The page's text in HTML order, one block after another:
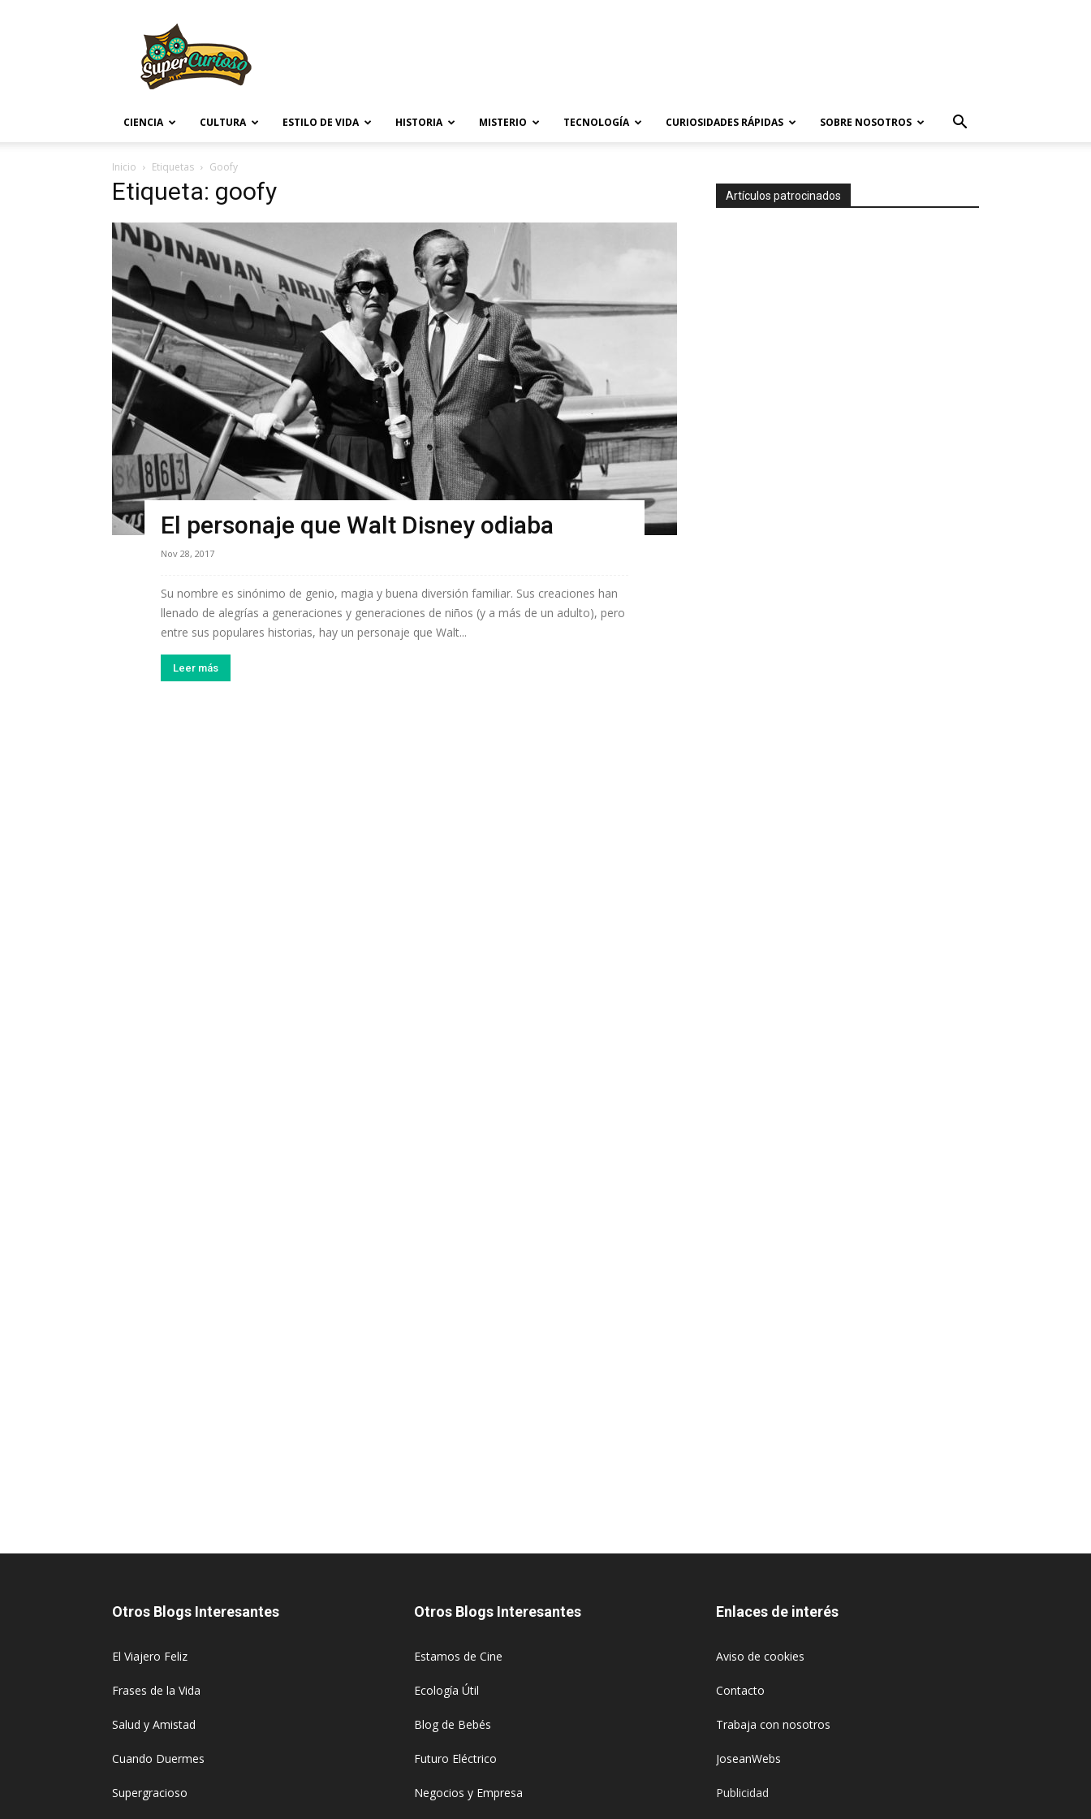
CIENCIA CULTURA ESTILO DE VIDA HISTORIA MISTERIO TECNOLOGÍA CURIOSIDADES RÁPIDAS SOBRE NOSOTROS
Inicio Etiquetas Goofy
Etiqueta: goofy
El personaje que Walt Disney odiaba
Nov 28, 2017
Su nombre es sinónimo de genio, magia y buena diversión familiar. Sus creaciones han
llenado de alegrías a generaciones y generaciones de niños (y a más de un adulto), pero
entre sus populares historias, hay un personaje que Walt...
Leer más
Artículos patrocinados
Otros Blogs Interesantes
El Viajero Feliz
Frases de la Vida
Salud y Amistad
Cuando Duermes
Supergracioso
Otros Blogs Interesantes
Estamos de Cine
Ecología Útil
Blog de Bebés
Futuro Eléctrico
Negocios y Empresa
Enlaces de interés
Aviso de cookies
Contacto
Trabaja con nosotros
JoseanWebs
Publicidad